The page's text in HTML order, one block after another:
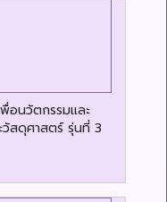
อนวัตกรรมและ
สดุศาสตร์ รุ่นที่ 3